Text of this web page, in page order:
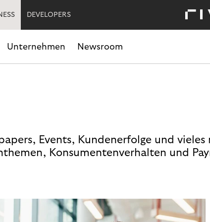
DEVELOPERS
Unternehmen Newsroom
Events, Kundenerfolge und
Konsumentenverhalten und